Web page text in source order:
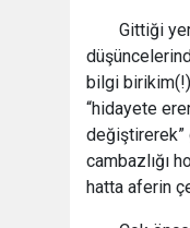
Gittiği
bilgi
“hidayete
cambazlığı
hatta aferin